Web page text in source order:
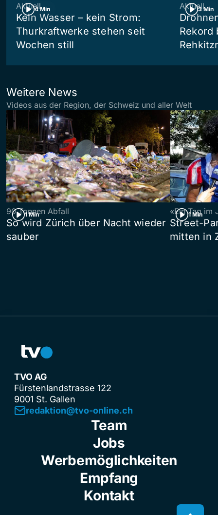
4 Min
Aktuell
Kein Wasser – kein Strom:
Thurkraftwerke stehen seit
Wochen still
3 Min
Aktuell
Rekord
Weitere News
Videos aus der Region, der Schweiz und aller Welt
1 Min
90 Tonnen Abfall
So wird Zürich über Nacht wieder
sauber
1 Min
«Ein Tag im
Street-
mitten in
TVO AG
Fürstenlandstrasse 122
9001 St. Gallen
redaktion@tvo-online.ch
Team
Jobs
Werbemöglichkeiten
Empfang
Kontakt